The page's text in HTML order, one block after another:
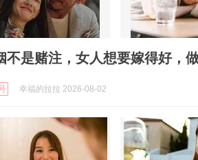
不是赌注，女人想要嫁得好，
幸福的拉拉 2026-08-02